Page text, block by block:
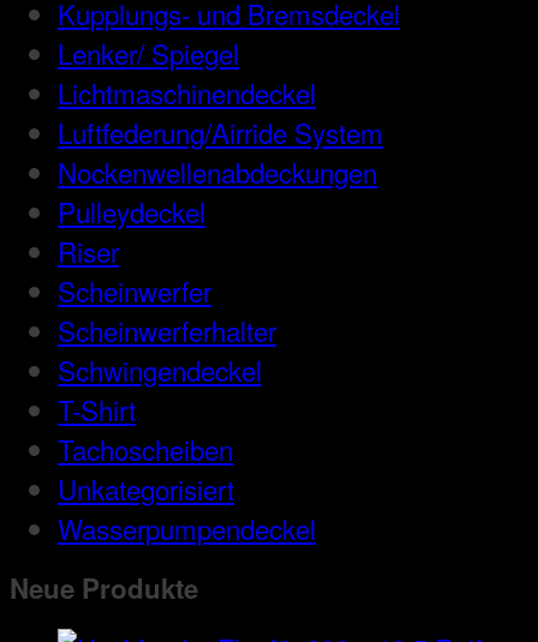
Kupplungs- und Bremsdeckel
Lenker/ Spiegel
Lichtmaschinendeckel
Luftfederung/Airride System
Nockenwellenabdeckungen
Pulleydeckel
Riser
Scheinwerfer
Scheinwerferhalter
Schwingendeckel
T-Shirt
Tachoscheiben
Unkategorisiert
Wasserpumpendeckel
Neue Produkte